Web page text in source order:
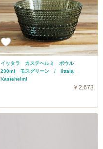
イッタラ カステヘルミ ボウル
230ml モスグリーン / iittala
Kastehelmi
￥2,673